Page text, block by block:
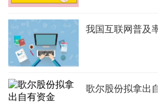
我国互联网普及
歌尔股份拟拿出